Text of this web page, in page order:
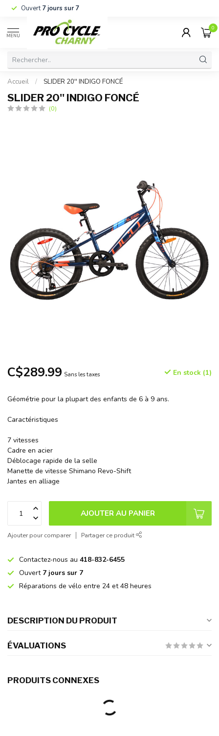
Ouvert7 jours sur 7
MENU
0
Accueil / SLIDER 20'' INDIGO FONCÉ
SLIDER 20'' INDIGO FONCÉ
(0)
C$289.99 Sans les taxes En stock (1)
Géométrie pour la plupart des enfants de 6 à 9 ans.
Caractéristiques
7 vitesses
Cadre en acier
Déblocage rapide de la selle
Manette de vitesse Shimano Revo-Shift
Jantes en alliage
AJOUTER AU PANIER
Ajouter pour comparer Partager ce produit
Contactez-nous au 418-832-6455
Ouvert 7 jours sur 7
Réparations de vélo entre 24 et 48 heures
DESCRIPTION DU PRODUIT
ÉVALUATIONS
PRODUITS CONNEXES